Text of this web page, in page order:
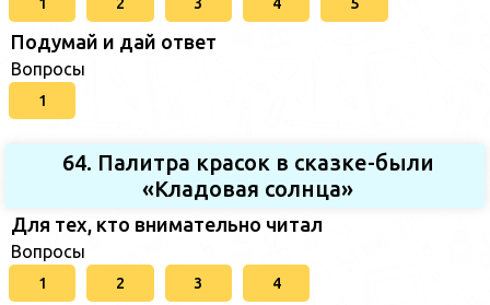
Подумай и дай ответ
Вопросы
1
64. Палитра красок в сказке-были
«Кладовая солнца»
Для тех, кто внимательно читал
Вопросы
1 2 3 4